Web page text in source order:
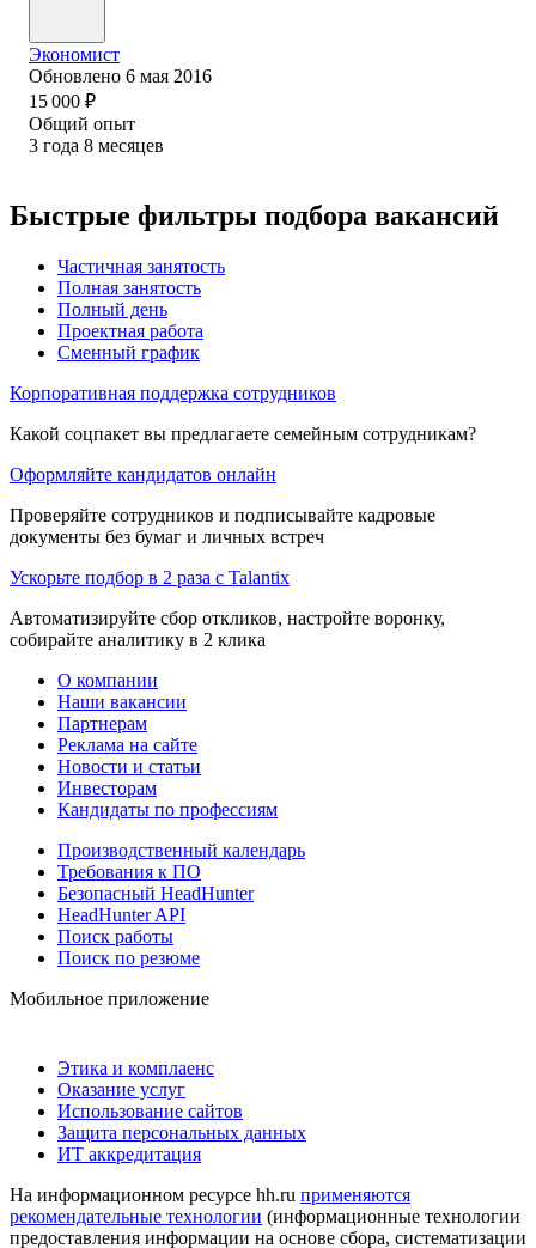
Экономист
Обновлено 6 мая 2016
15 000 ₽
Общий опыт
3 года 8 месяцев
Быстрые фильтры подбора вакансий
Частичная занятость
Полная занятость
Полный день
Проектная работа
Сменный график
Корпоративная поддержка сотрудников
Какой соцпакет вы предлагаете семейным сотрудникам?
Оформляйте кандидатов онлайн
Проверяйте сотрудников и подписывайте кадровые
документы без бумаг и личных встреч
Ускорьте подбор в 2 раза с Talantix
Автоматизируйте сбор откликов, настройте воронку,
собирайте аналитику в 2 клика
О компании
Наши вакансии
Партнерам
Реклама на сайте
Новости и статьи
Инвесторам
Кандидаты по профессиям
Производственный календарь
Требования к ПО
Безопасный HeadHunter
HeadHunter API
Поиск работы
Поиск по резюме
Мобильное приложение
Этика и комплаенс
Оказание услуг
Использование сайтов
Защита персональных данных
ИТ аккредитация
На информационном ресурсе hh.ru применяются
рекомендательные технологии (информационные технологии
предоставления информации на основе сбора, систематизации